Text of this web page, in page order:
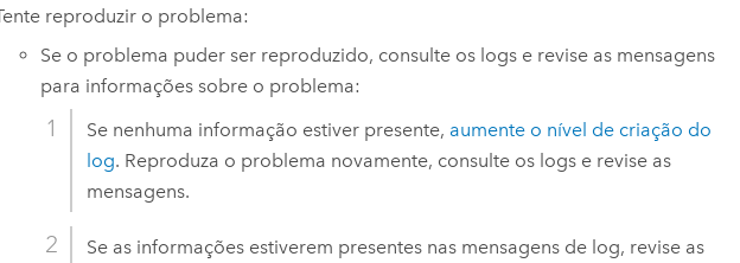
reproduzir o problema:
Se o problema puder ser reproduzido, consulte os logs e revise as mensagens
para informações sobre o problema:
Se nenhuma informação estiver presente, aumente o nível de criação do
log. Reproduza o problema novamente, consulte os logs e revise as
mensagens.
Se as informações estiverem presentes nas mensagens de log, revise as